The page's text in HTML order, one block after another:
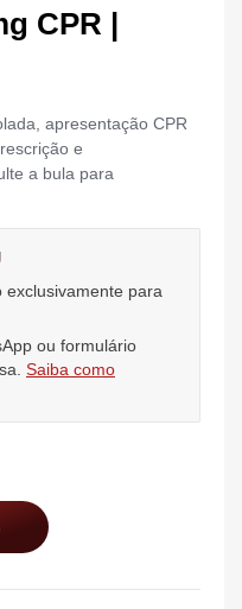
CPR |
apresentação CPR
e
a bula para
exclusivamente para
ou formulário
Saiba como